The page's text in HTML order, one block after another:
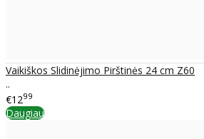
Vaikiškos Slidinėjimo Pirštinės 24 cm Z60
..
€1299
Daugiau